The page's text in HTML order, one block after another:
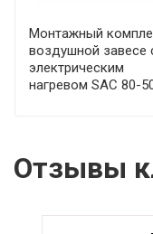
Монтажный
воздушной завесе
электрическим
нагревом SAC 80-
Отзывы